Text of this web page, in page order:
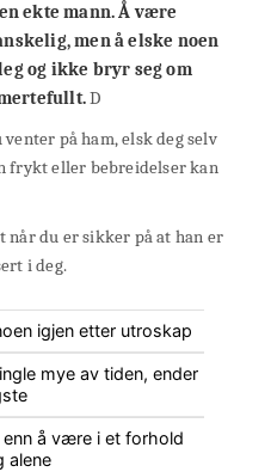
ekte mann. Å være
men å elske noen
og ikke bryr seg om
D
venter på ham, elsk deg selv
frykt eller bebreidelser kan
du er sikker på at han er
i deg.
igjen etter utroskap
mye av tiden, ender
å være i et forhold
alene